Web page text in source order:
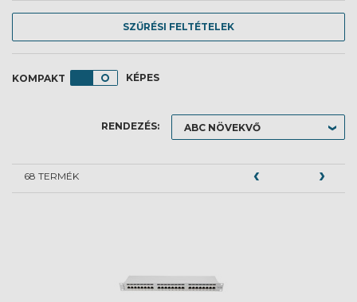
SZŰRÉSI FELTÉTELEK
KÉPES
RENDEZÉS:
68 TERMÉK